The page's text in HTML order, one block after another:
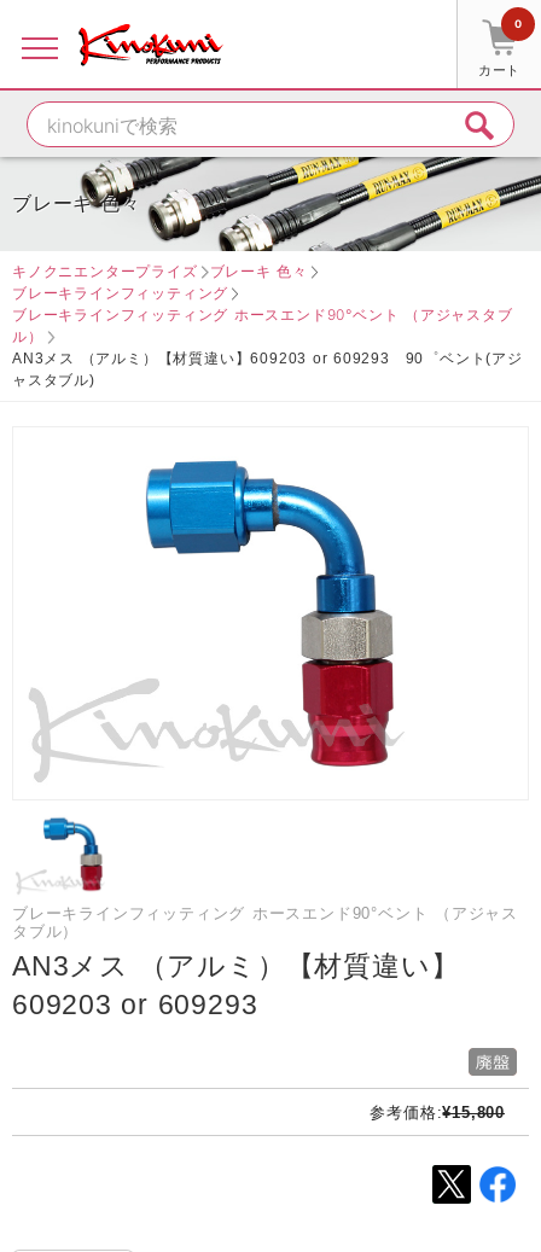
カート
0
ブレーキ 色々
キノクニエンタープライズ
ブレーキ 色々
ブレーキラインフィッティング
ブレーキラインフィッティング ホースエンド90°ベント （アジャスタブ
ル）
AN3メス （アルミ）【材質違い】609203 or 609293 90゜ベント(アジ
ャスタブル)
ブレーキラインフィッティング ホースエンド90°ベント （アジャス
タブル）
AN3メス （アルミ）【材質違い】
609203 or 609293
参考価格:¥15,800